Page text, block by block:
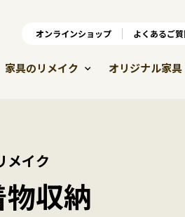
オンラインショップ
家具のリメイク オリジナル家具
オンラインショップ よくあるご
メイク
収納